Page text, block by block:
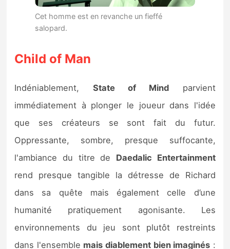
Cet homme est en revanche un fieffé
salopard.
Child of Man
Indéniablement, State of Mind parvient
immédiatement à plonger le joueur dans l'idée
que ses créateurs se sont fait du futur.
Oppressante, sombre, presque suffocante,
l'ambiance du titre de Daedalic Entertainment
rend presque tangible la détresse de Richard
dans sa quête mais également celle d’une
humanité pratiquement agonisante. Les
environnements du jeu sont plutôt restreints
dans l'ensemble mais diablement bien imaginés :